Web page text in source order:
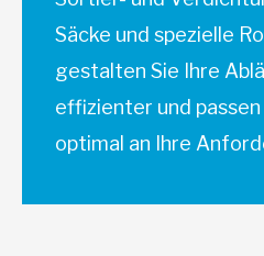
Säcke und spezielle
gestalten Sie Ihre
effizienter und
optimal an Ihre